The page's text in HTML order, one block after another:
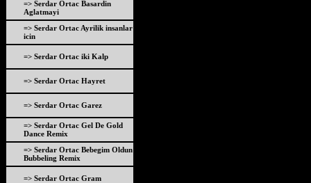
=> Serdar Ortac Basardin
Aglatmayi
=> Serdar Ortac Ayrilik insanlar
icin
=> Serdar Ortac iki Kalp
=> Serdar Ortac Hayret
=> Serdar Ortac Garez
=> Serdar Ortac Gel De Gold
Dance Remix
=> Serdar Ortac Bebegim Oldun
Bubbeling Remix
=> Serdar Ortac Gram